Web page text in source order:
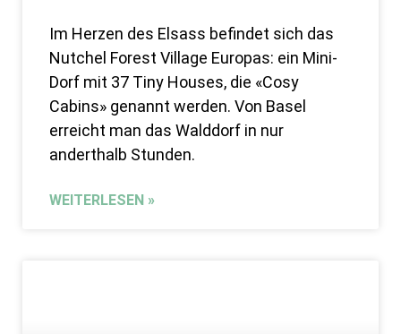
Im Herzen des Elsass befindet sich das
Nutchel Forest Village Europas: ein Mini-
Dorf mit 37 Tiny Houses, die «Cosy
Cabins» genannt werden. Von Basel
erreicht man das Walddorf in nur
anderthalb Stunden.
WEITERLESEN »